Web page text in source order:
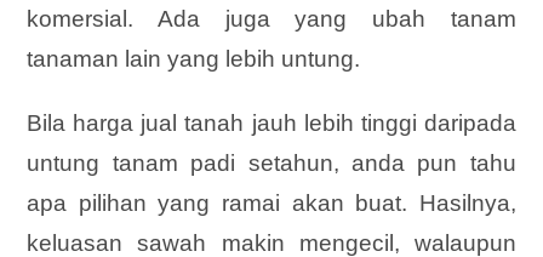
komersial. Ada juga yang ubah tanam
tanaman lain yang lebih untung.
Bila harga jual tanah jauh lebih tinggi daripada
untung tanam padi setahun, anda pun tahu
apa pilihan yang ramai akan buat. Hasilnya,
keluasan sawah makin mengecil, walaupun